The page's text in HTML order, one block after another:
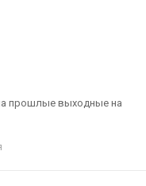
прошлые выходные на